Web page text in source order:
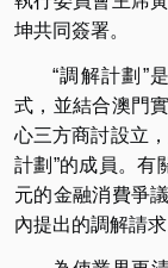
坤共同簽署。
“調解計劃”
式，並結合澳門
心三方商討設立
計劃”的成員。有
元的金融消費爭
內提出的調解請求